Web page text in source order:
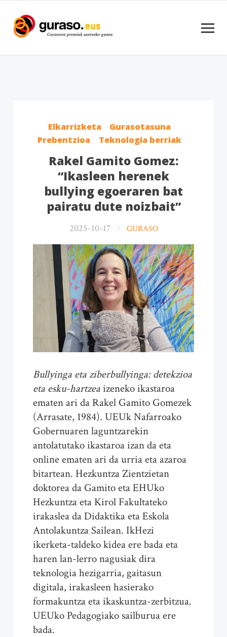
Elkarrizketa
Gurasotasuna
Prebentzioa
Teknologia berriak
Rakel Gamito Gomez:
“Ikasleen herenek
bullying egoeraren bat
pairatu dute noizbait”
2025-10-17 GURASO
Bullyinga eta ziberbullyinga: detekzioa
eta esku-hartzeaizeneko ikastaroa
ematen ari da Rakel Gamito Gomezek
(Arrasate, 1984). UEUk Nafarroako
Gobernuaren laguntzarekin
antolatutako ikastaroa izan da eta
online ematen ari da urria eta azaroa
bitartean. Hezkuntza Zientzietan
doktorea da Gamito eta EHUko
Hezkuntza eta Kirol Fakultateko
irakaslea da Didaktika eta Eskola
Antolakuntza Sailean. IkHezi
ikerketa-taldeko kidea ere bada eta
haren lan-lerro nagusiak dira
teknologia hezigarria, gaitasun
digitala, irakasleen hasierako
formakuntza eta ikaskuntza-zerbitzua.
UEUko Pedagogiako sailburua ere
bada.